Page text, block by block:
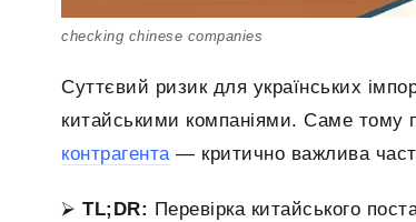
checking chinese companies
Суттєвий ризик для українських
китайськими компаніями. Саме тому
контрагента— критично важлива
⮚ TL;DR: Перевірка китайського